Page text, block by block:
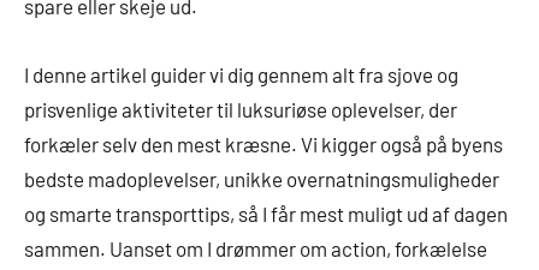
spare eller skeje ud.
I denne artikel guider vi dig gennem alt fra sjove og
prisvenlige aktiviteter til luksuriøse oplevelser, der
forkæler selv den mest kræsne. Vi kigger også på byens
bedste madoplevelser, unikke overnatningsmuligheder
og smarte transporttips, så I får mest muligt ud af dagen
sammen. Uanset om I drømmer om action, forkælelse